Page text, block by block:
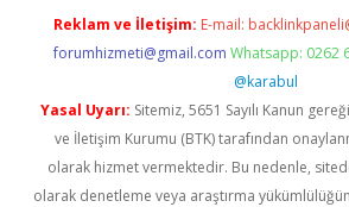
Reklam ve İletişim: E-mail:
forumhizmeti@gmail.com Whatsapp: 0262
@karabul
Yasal Uyarı: Sitemiz, 5651 Sayılı Kanun
ve İletişim Kurumu (BTK) tarafından
olarak hizmet vermektedir. Bu nedenle,
olarak denetleme veya araştırma